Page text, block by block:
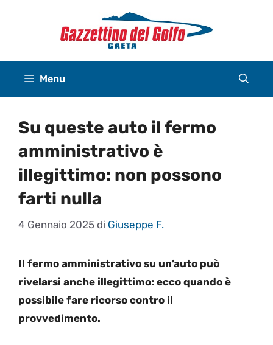
Menu
Su queste auto il fermo
amministrativo è
illegittimo: non possono
farti nulla
4 Gennaio 2025 di Giuseppe F.
Il fermo amministrativo su un’auto può
rivelarsi anche illegittimo: ecco quando è
possibile fare ricorso contro il
provvedimento.